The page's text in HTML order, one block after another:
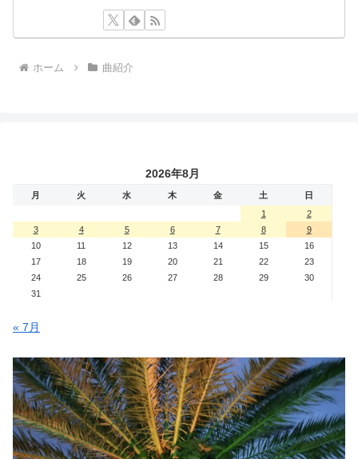
ホーム 曲紹介
2026年8月
月 火 水 木 金 土
日
1
2
3
4 5 6 7 8
9
10
11 12 13 14 15
16
17
18 19 20 21 22
23
24
25 26 27 28 29
30
31
« 7月